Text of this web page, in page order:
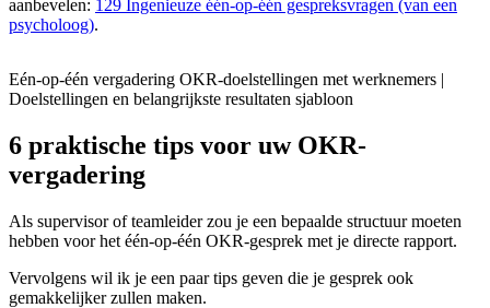
aanbevelen: 129 Ingenieuze één-op-één gespreksvragen (van een
psycholoog).
Eén-op-één vergadering OKR-doelstellingen met werknemers |
Doelstellingen en belangrijkste resultaten sjabloon
6 praktische tips voor uw OKR-
vergadering
Als supervisor of teamleider zou je een bepaalde structuur moeten
hebben voor het één-op-één OKR-gesprek met je directe rapport.
Vervolgens wil ik je een paar tips geven die je gesprek ook
gemakkelijker zullen maken.